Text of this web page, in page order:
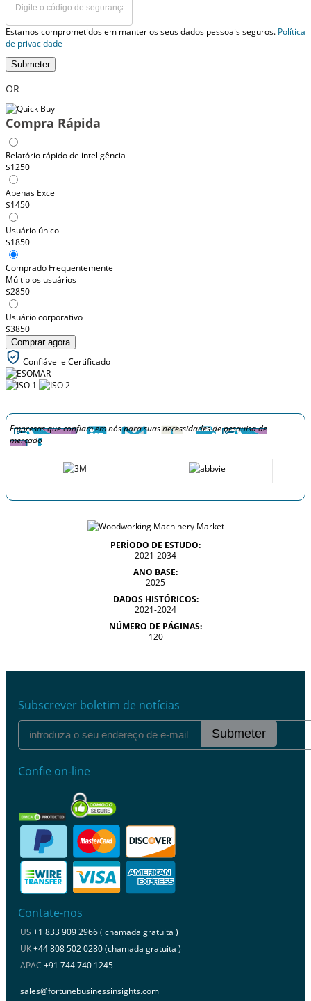
Estamos comprometidos em manter os seus dados pessoais seguros. Política
de privacidade
Submeter
OR
Compra Rápida
Relatório rápido de inteligência
$1250
Apenas Excel
$1450
Usuário único
$1850
Comprado Frequentemente
Múltiplos usuários
$2850
Usuário corporativo
$3850
Comprar agora
Confiável e Certificado
Empresas que confiam em nós para suas necessidades de pesquisa de
mercado
PERÍODO DE ESTUDO:
2021-2034
ANO BASE:
2025
DADOS HISTÓRICOS:
2021-2024
NÚMERO DE PÁGINAS:
120
Subscrever boletim de notícias
Submeter
Confie on-line
Contate-nos
US +1 833 909 2966 ( chamada gratuita )
UK+44 808 502 0280 (chamada gratuita )
APAC +91 744 740 1245
sales@fortunebusinessinsights.com